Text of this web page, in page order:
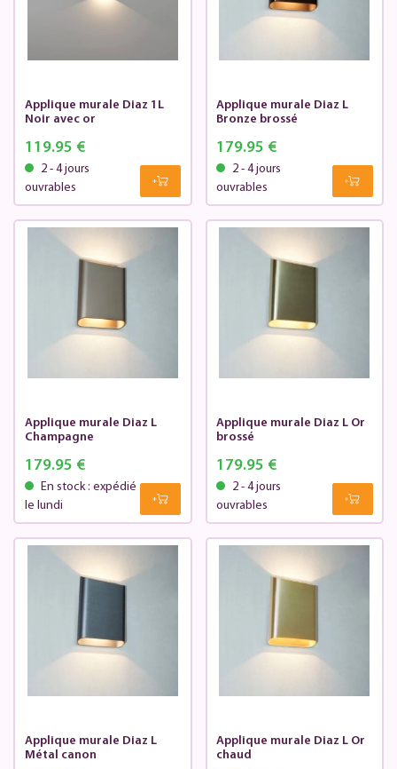
Applique murale Diaz 1L
Noir avec or
119.95 €
2 - 4 jours
ouvrables
Applique murale Diaz L
Bronze brossé
179.95 €
2 - 4 jours
ouvrables
Applique murale Diaz L
Champagne
179.95 €
En stock : expédié
le lundi
Applique murale Diaz L Or
brossé
179.95 €
2 - 4 jours
ouvrables
Applique murale Diaz L
Métal canon
Applique murale Diaz L Or
chaud